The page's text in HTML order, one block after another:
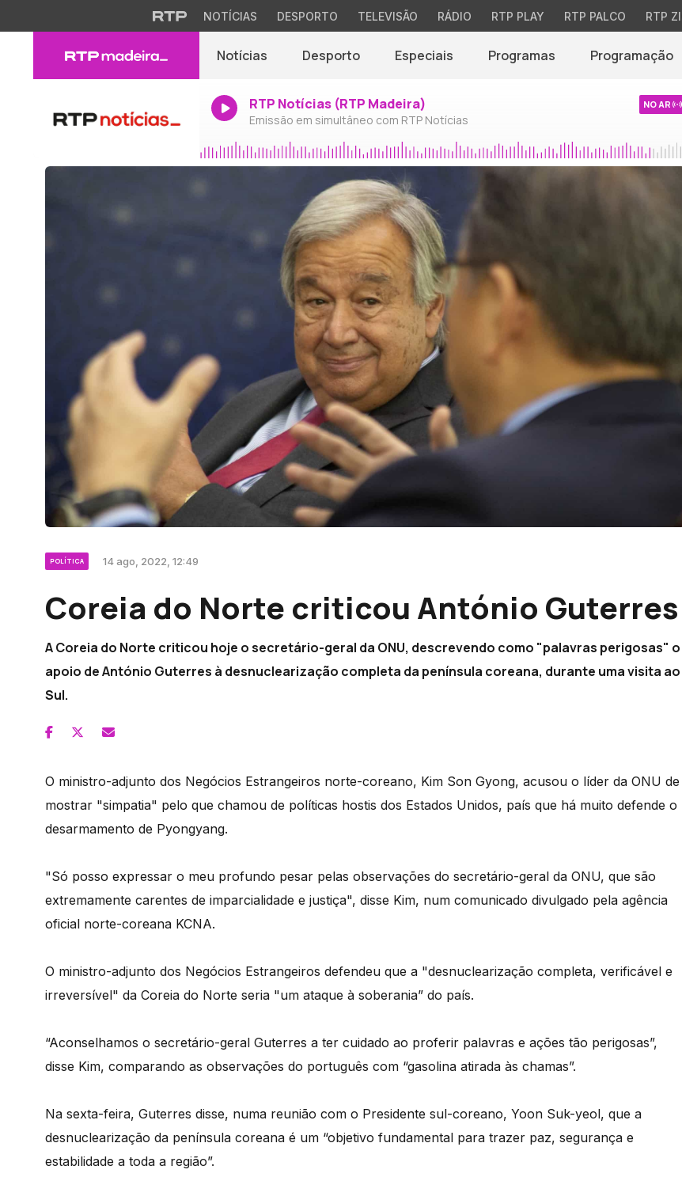
NOTÍCIAS DESPORTO TELEVISÃO RÁDIO RTP PLAY RTP PALCO RTP
Notícias Desporto Especiais Programas Programação
RTP Notícias (RTP Madeira)
Emissão em simultâneo com RTP Notícias
NO AR
POLÍTICA 14 ago, 2022, 12:49
Coreia do Norte criticou António Guterres
A Coreia do Norte criticou hoje o secretário-geral da ONU, descrevendo como "palavras perigosas" o
apoio de António Guterres à desnuclearização completa da península coreana, durante uma visita ao
Sul.
O ministro-adjunto dos Negócios Estrangeiros norte-coreano, Kim Son Gyong, acusou o líder da ONU de
mostrar "simpatia" pelo que chamou de políticas hostis dos Estados Unidos, país que há muito defende o
desarmamento de Pyongyang.
"Só posso expressar o meu profundo pesar pelas observações do secretário-geral da ONU, que são
extremamente carentes de imparcialidade e justiça", disse Kim, num comunicado divulgado pela agência
oficial norte-coreana KCNA.
O ministro-adjunto dos Negócios Estrangeiros defendeu que a "desnuclearização completa, verificável e
irreversível" da Coreia do Norte seria "um ataque à soberania” do país.
“Aconselhamos o secretário-geral Guterres a ter cuidado ao proferir palavras e ações tão perigosas”,
disse Kim, comparando as observações do português com “gasolina atirada às chamas”.
Na sexta-feira, Guterres disse, numa reunião com o Presidente sul-coreano, Yoon Suk-yeol, que a
desnuclearização da península coreana é um “objetivo fundamental para trazer paz, segurança e
estabilidade a toda a região”.